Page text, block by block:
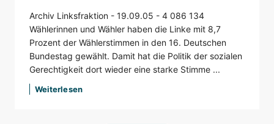
Archiv Linksfraktion - 19.09.05 - 4 086 134
Wählerinnen und Wähler haben die Linke mit 8,7
Prozent der Wählerstimmen in den 16. Deutschen
Bundestag gewählt. Damit hat die Politik der sozialen
Gerechtigkeit dort wieder eine starke Stimme ...
Weiterlesen